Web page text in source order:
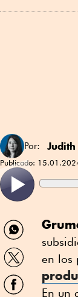
Por:
Publicado:
Compartir
por
WhatsApp
Compartir
por
Twitter
Compartir
por
en los
En un